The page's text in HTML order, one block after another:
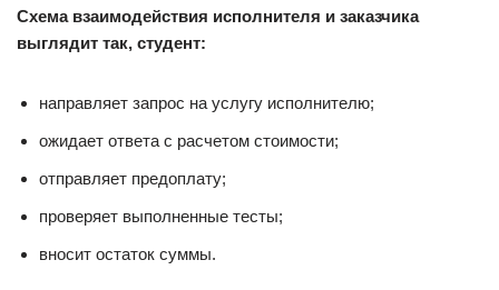
Схема взаимодействия исполнителя и заказчика
выглядит так, студент:
направляет запрос на услугу исполнителю;
ожидает ответа с расчетом стоимости;
отправляет предоплату;
проверяет выполненные тесты;
вносит остаток суммы.